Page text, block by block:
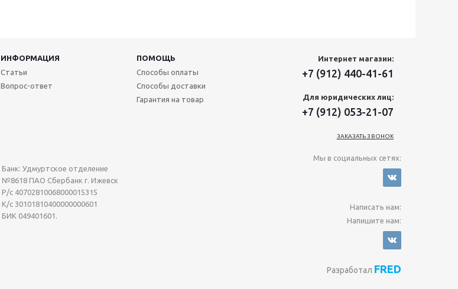
Банк: Удмуртское отделение
№8618 ПАО Сбербанк г. Ижевск
Р/с 40702810068000015315
К/с 30101810400000000601
БИК 049401601.
ИНФОРМАЦИЯ
ПОМОЩЬ
Статьи
Вопрос-ответ
Способы оплаты
Способы доставки
Гарантия на товар
Интернет магазин:
+7 (912) 440-41-61
Для юридических лиц:
+7 (912) 053-21-07
ЗАКАЗАТЬ ЗВОНОК
Мы в социальных сетях:
Написать нам:
Напишите нам:
Разработал FRED